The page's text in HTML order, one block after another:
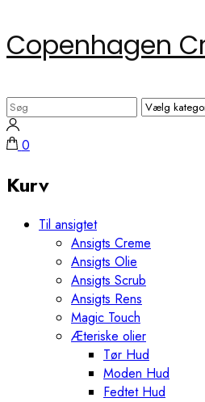
Skip
to
Enter)
Copenhagen
Search
for:
0
Kurv
Til ansigtet
Ansigts Creme
Ansigts Olie
Ansigts Scrub
Ansigts Rens
Magic Touch
Æteriske olier
Tør Hud
Moden Hud
Fedtet Hud